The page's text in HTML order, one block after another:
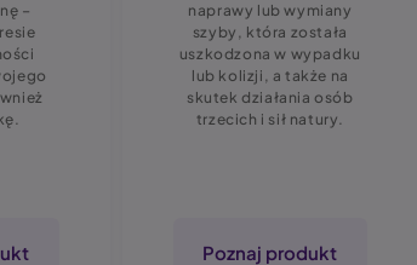
–
naprawy lub wymiany
szyby, która została
uszkodzona w wypadku
lub kolizji, a także na
skutek działania osób
trzecich i sił natury.
Poznaj produkt